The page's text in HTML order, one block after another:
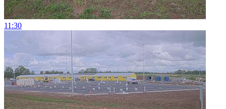
11:30